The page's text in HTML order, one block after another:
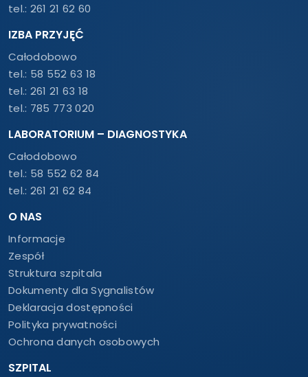
tel.: 261 21 62 60
IZBA PRZYJĘĆ
Całodobowo
tel.: 58 552 63 18
tel.: 261 21 63 18
tel.: 785 773 020
LABORATORIUM – DIAGNOSTYKA
Całodobowo
tel.: 58 552 62 84
tel.: 261 21 62 84
O NAS
Informacje
Zespół
Struktura szpitala
Dokumenty dla Sygnalistów
Deklaracja dostępności
Polityka prywatności
Ochrona danych osobowych
SZPITAL